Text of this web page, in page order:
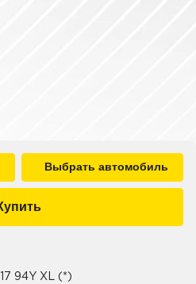
Выбрать автомобиль
94Y XL (*)